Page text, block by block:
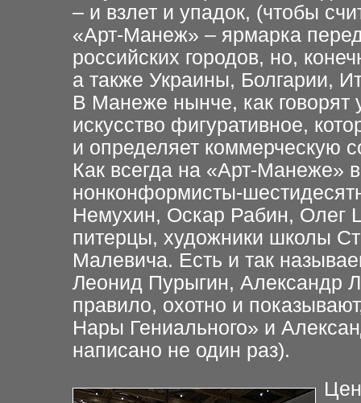
– и взлет и упадок, (чтобы
«Арт-Манеж» – ярмарка
российских городов, но,
а также Украины, Болгарии,
В Манеже нынче, как говорят
искусство фигуративное,
и определяет коммерческую
Как всегда на «Арт-Манеже»
нонконформисты-
Немухин, Оскар Рабин, Олег
питерцы, художники школы
Малевича. Есть и так
Леонид Пурыгин, Александр
правило, охотно и
Нары Гениального» и
написано не один раз).